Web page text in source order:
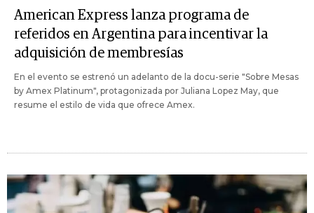
American Express lanza programa de
referidos en Argentina para incentivar la
adquisición de membresías
En el evento se estrenó un adelanto de la docu-serie "Sobre Mesas
by Amex Platinum", protagonizada por Juliana Lopez May, que
resume el estilo de vida que ofrece Amex.